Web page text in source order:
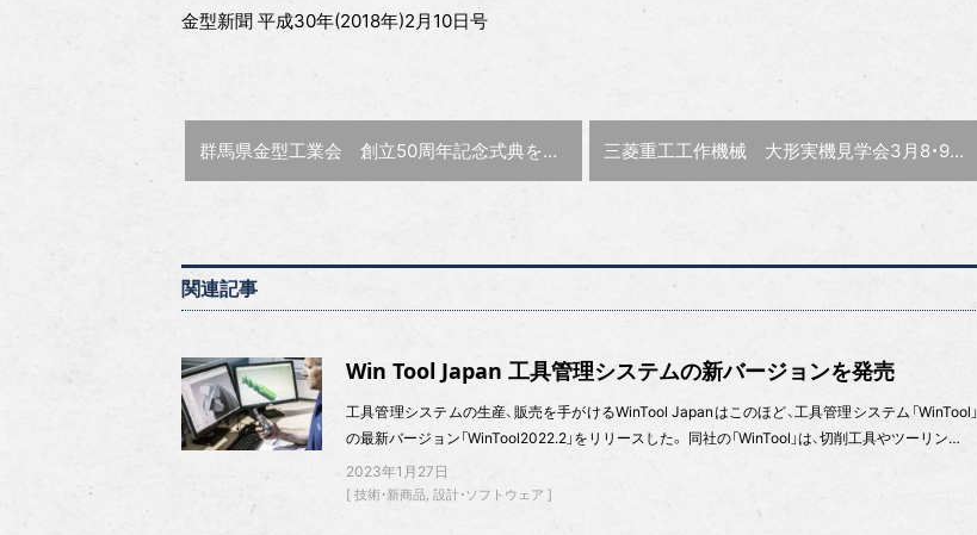
金型新聞 平成30年(2018年)2月10日号
前の記事 :
群馬県金型工業会 創立50周年記念式典を開催 次の記事 :
三菱重工工作機械 大形実機見学会3月8・9日開催
関連記事
Win Tool Japan 工具管理システムの新バージョンを発売
工具管理システムの生産、販売を手がけるWinTool Japanはこのほど、工具管理システム「WinTool」
の最新バージョン「WinTool2022.2」をリリースした。 同社の「WinTool」は、切削工具やツーリン…
2023年1月27日
技術・新商品 設計・ソフトウェア